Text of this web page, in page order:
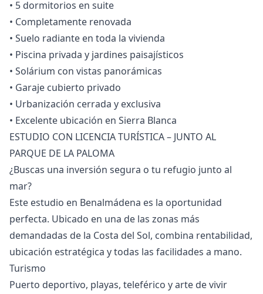
• 5 dormitorios en suite
• Completamente renovada
• Suelo radiante en ‌toda ‌la ‌vivienda
‌• ‌Piscina privada y jardines paisajísticos
‌• ‌Solárium ‌con vistas panorámicas
‌• ‌Garaje ‌cubierto ‌privado
• ‌Urbanización cerrada y ‌exclusiva
‌• ‌Excelente ‌ubicación ‌en ‌Sierra ‌Blanca
ESTUDIO CON LICENCIA TURÍSTICA – JUNTO AL
PARQUE DE LA PALOMA
¿Buscas una inversión segura o tu refugio junto al
mar?
Este estudio en Benalmádena es la oportunidad
perfecta. Ubicado en una de las zonas más
demandadas de la Costa del Sol, combina rentabilidad,
ubicación estratégica y todas las facilidades a mano.
Turismo
Puerto deportivo, playas, teleférico y arte de vivir